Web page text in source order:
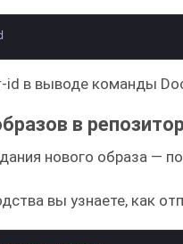
в выводе команды
в
нового образа —
вы узнаете, как